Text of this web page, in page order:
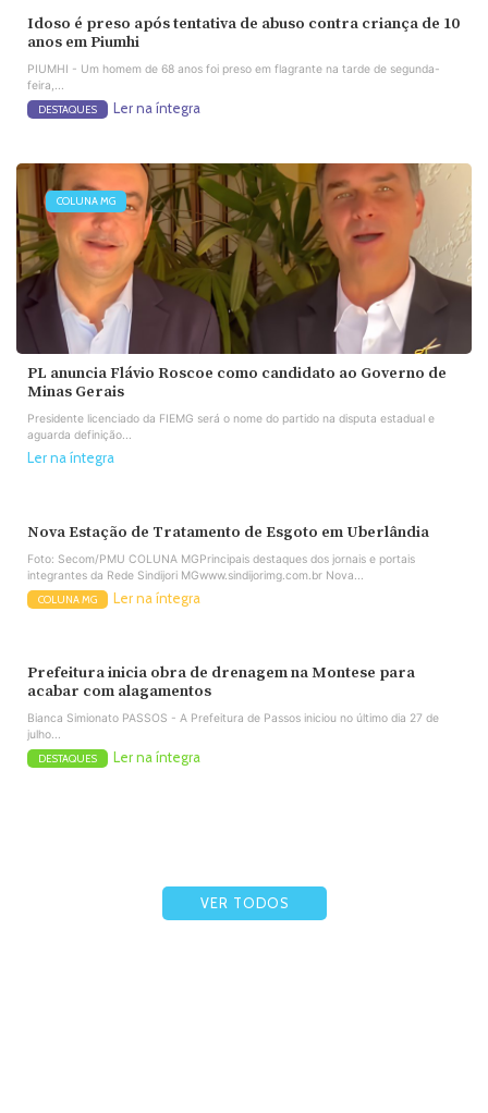
Idoso é preso após tentativa de abuso contra criança de 10
anos em Piumhi
PIUMHI - Um homem de 68 anos foi preso em flagrante na tarde de segunda-
feira,...
DESTAQUES Ler na íntegra
COLUNA MG
PL anuncia Flávio Roscoe como candidato ao Governo de
Minas Gerais
Presidente licenciado da FIEMG será o nome do partido na disputa estadual e
aguarda definição...
Ler na íntegra
Nova Estação de Tratamento de Esgoto em Uberlândia
Foto: Secom/PMU COLUNA MGPrincipais destaques dos jornais e portais
integrantes da Rede Sindijori MGwww.sindijorimg.com.br Nova...
COLUNA MG Ler na íntegra
Prefeitura inicia obra de drenagem na Montese para
acabar com alagamentos
Bianca Simionato PASSOS - A Prefeitura de Passos iniciou no último dia 27 de
julho...
DESTAQUES Ler na íntegra
VER TODOS